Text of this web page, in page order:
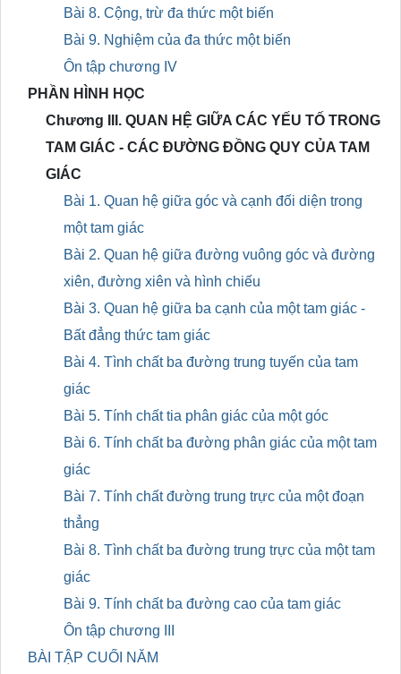
Bài 8. Cộng, trừ đa thức một biến
Bài 9. Nghiệm của đa thức một biến
Ôn tập chương IV
PHẦN HÌNH HỌC
Chương III. QUAN HỆ GIỮA CÁC YẾU TỐ TRONG
TAM GIÁC - CÁC ĐƯỜNG ĐỒNG QUY CỦA TAM
GIÁC
Bài 1. Quan hệ giữa góc và cạnh đối diện trong
một tam giác
Bài 2. Quan hệ giữa đường vuông góc và đường
xiên, đường xiên và hình chiếu
Bài 3. Quan hệ giữa ba cạnh của một tam giác -
Bất đẳng thức tam giác
Bài 4. Tình chất ba đường trung tuyến của tam
giác
Bài 5. Tính chất tia phân giác của một góc
Bài 6. Tính chất ba đường phân giác của một tam
giác
Bài 7. Tính chất đường trung trực của một đoạn
thẳng
Bài 8. Tình chất ba đường trung trực của một tam
giác
Bài 9. Tính chất ba đường cao của tam giác
Ôn tập chương III
BÀI TẬP CUỐI NĂM